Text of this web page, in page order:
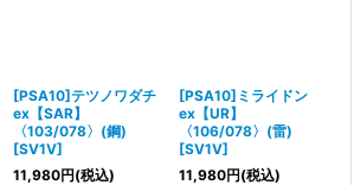
[PSA10]テツノワダチ
ex【SAR】
〈103/078〉(鋼)
[SV1V]
11,980円(税込)
[PSA10]ミライドン
ex【UR】
〈106/078〉(雷)
[SV1V]
11,980円(税込)